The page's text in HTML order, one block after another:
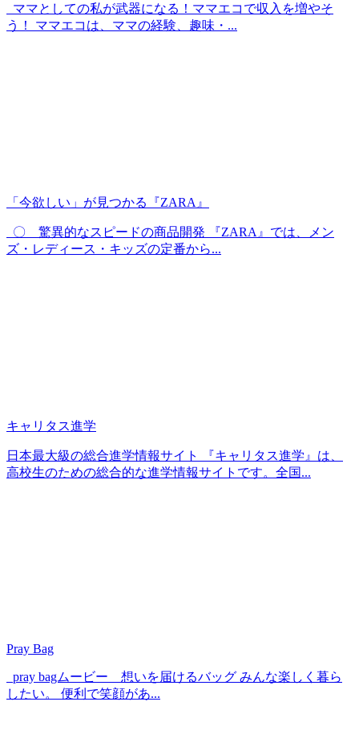
ママとしての私が武器になる！ママエコで収入を増やそ
う！ ママエコは、ママの経験、趣味・...
「今欲しい」が見つかる『ZARA』
〇 驚異的なスピードの商品開発 『ZARA』では、メン
ズ・レディース・キッズの定番から...
キャリタス進学
日本最大級の総合進学情報サイト 『キャリタス進学』は、
高校生のための総合的な進学情報サイトです。全国...
Pray Bag
pray bagムービー 想いを届けるバッグ みんな楽しく暮ら
したい。 便利で笑顔があ...